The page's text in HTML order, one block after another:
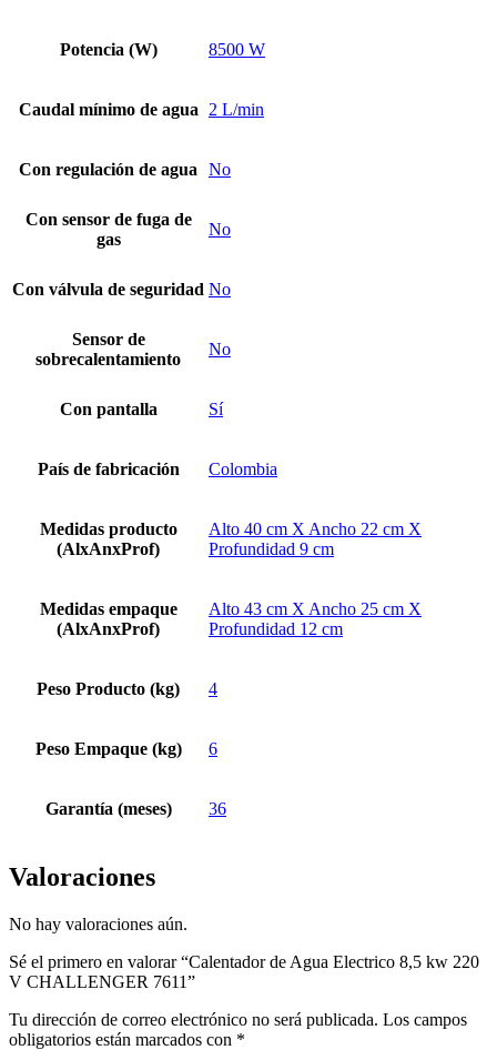
Potencia (W) 8500 W
Caudal mínimo de agua 2 L/min
Con regulación de agua No
Con sensor de fuga de
gas
No
Con válvula de seguridad No
Sensor de
sobrecalentamiento
No
Con pantalla Sí
País de fabricación Colombia
Medidas producto
(AlxAnxProf)
Alto 40 cm X Ancho 22 cm X
Profundidad 9 cm
Medidas empaque
(AlxAnxProf)
Alto 43 cm X Ancho 25 cm X
Profundidad 12 cm
Peso Producto (kg) 4
Peso Empaque (kg) 6
Garantía (meses) 36
Valoraciones
No hay valoraciones aún.
Sé el primero en valorar “Calentador de Agua Electrico 8,5 kw 220
V CHALLENGER 7611”
Tu dirección de correo electrónico no será publicada. Los campos
obligatorios están marcados con *